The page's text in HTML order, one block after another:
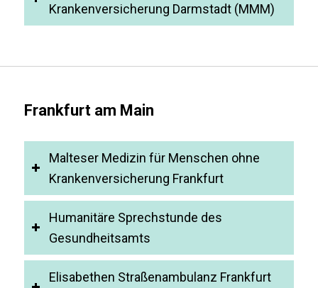
Krankenversicherung Darmstadt (MMM)
Frankfurt am Main
Malteser Medizin für Menschen ohne
Krankenversicherung Frankfurt
Humanitäre Sprechstunde des
Gesundheitsamts
Elisabethen Straßenambulanz Frankfurt